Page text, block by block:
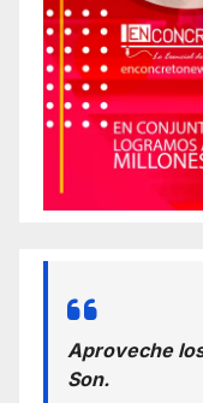
Aproveche
Son.